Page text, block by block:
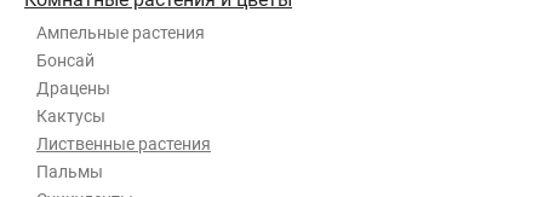
Ампельные растения
Бонсай
Драцены
Кактусы
Лиственные растения
Пальмы